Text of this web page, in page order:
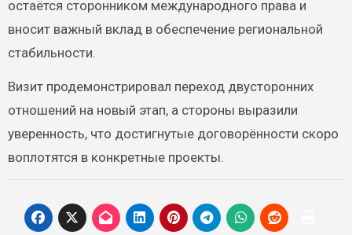
остаётся сторонником международного права и
вносит важный вклад в обеспечение региональной
стабильности.
Визит продемонстрировал переход двусторонних
отношений на новый этап, а стороны выразили
уверенность, что достигнутые договорённости скоро
воплотятся в конкретные проекты.